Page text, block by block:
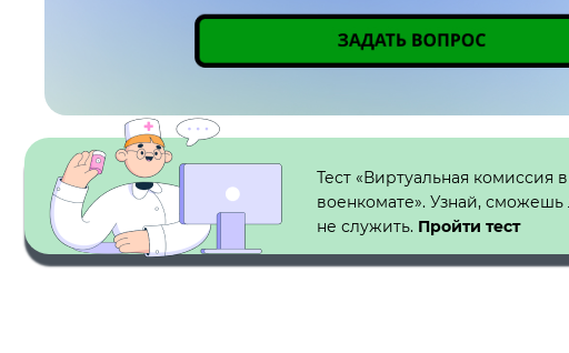
Кнопка №1
Тест «Виртуальная комиссия в
военкомате». Узнай, сможешь
не служить. Пройти тест